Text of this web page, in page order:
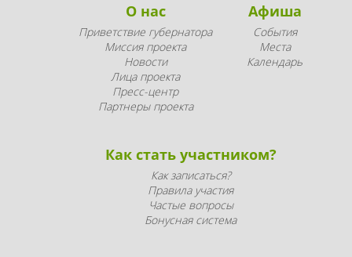
О нас
Приветствие губернатора
Миссия проекта
Новости
Лица проекта
Пресс-центр
Партнеры проекта
Афиша
События
Места
Календарь
Как стать участником?
Как записаться?
Правила участия
Частые вопросы
Бонусная система